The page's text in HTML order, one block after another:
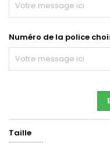
Numéro de la police
Taille